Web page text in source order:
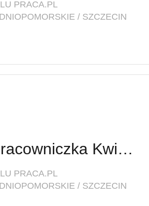
PRACA.PL
/ SZCZECIN
Pracownik / Pracowniczka Kwiaciarni (także do przyuczenia)
PRACA.PL
/ SZCZECIN